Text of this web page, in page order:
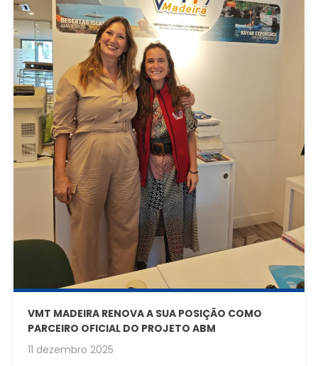
VMT MADEIRA RENOVA A SUA POSIÇÃO COMO
PARCEIRO OFICIAL DO PROJETO ABM
11 dezembro 2025